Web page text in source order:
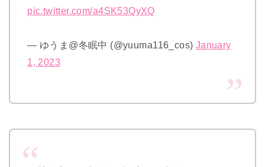
pic.twitter.com/a4SK53QyXQ
— ゆうま@冬眠中 (@yuuma116_cos) January
1, 2023